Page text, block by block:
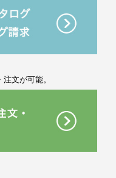
文が可能。